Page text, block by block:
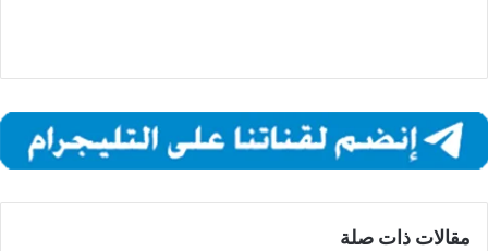
مقالات ذات صلة